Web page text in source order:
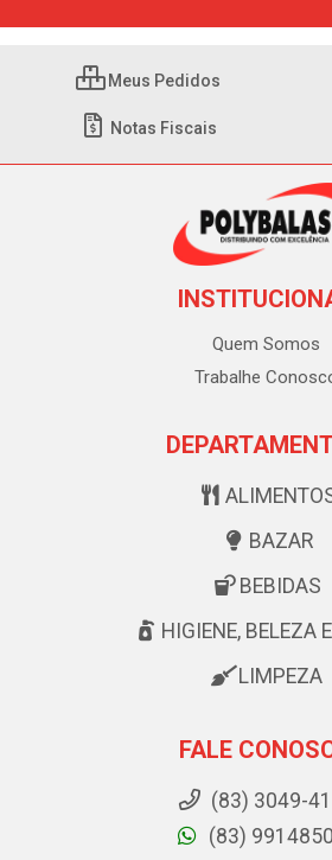
Meus Pedidos
Notas Fiscais
Quem Somos
Trabalhe
BAZAR
BEBIDAS
HIGIENE, BELEZA
LIMPEZA
FALE
(83) 3049-
(83)